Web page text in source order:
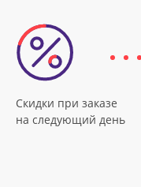
Скидки при заказе
на следующий день